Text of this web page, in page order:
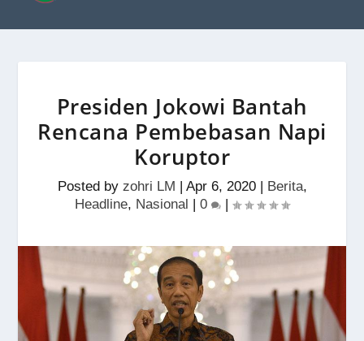
Presiden Jokowi Bantah
Rencana Pembebasan Napi
Koruptor
Posted by zohri LM | Apr 6, 2020| Berita,
Headline, Nasional | 0 |